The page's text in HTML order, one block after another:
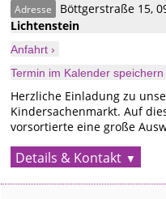
Adresse Böttgerstraße 15,
Lichtenstein
Anfahrt ›
Termin im Kalender speichern
Herzliche Einladung zu
Kindersachenmarkt. Auf
vorsortierte eine große
Details & Kontakt